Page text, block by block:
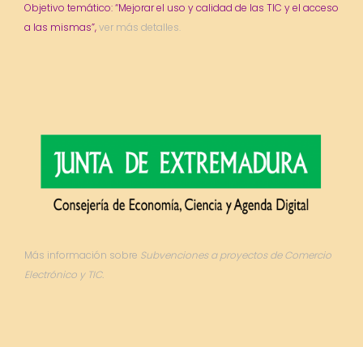
Objetivo temático: “Mejorar el uso y calidad de las TIC y el acceso
a las mismas”,ver más detalles.
Más información sobre Subvenciones a proyectos de Comercio
Electrónico y TIC.